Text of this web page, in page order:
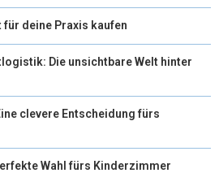
deine Praxis kaufen
Die unsichtbare Welt hinter
clevere Entscheidung fürs
Wahl fürs Kinderzimmer